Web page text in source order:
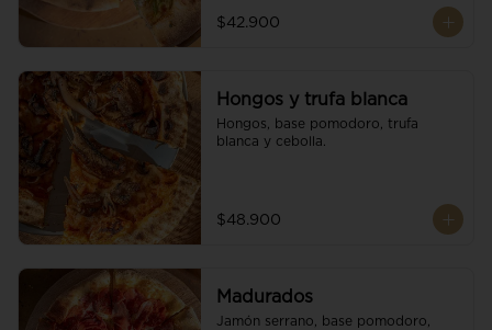
$42.900
Hongos y trufa blanca
Hongos, base pomodoro, trufa
blanca y cebolla.
$48.900
Madurados
Jamón serrano, base pomodoro,